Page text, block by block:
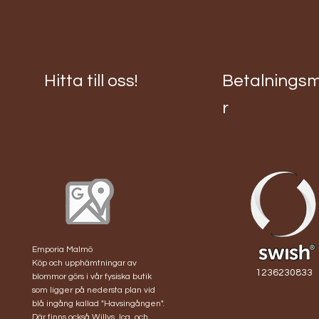
Brudbukett rund
Midsommarkrans
Hitta till oss!
Emporia Malmö
Köp och upphämtningar av
blommor görs i vår fysiska butik
som ligger på nedersta plan vid
blå ingång kallad "Havsingången".
r
1236230833